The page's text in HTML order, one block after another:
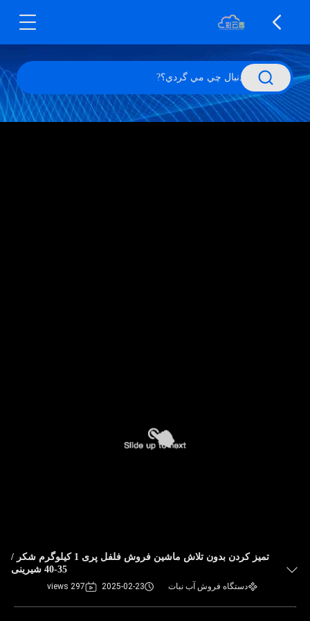
تمیز کردن بدون تلاش ماشین فروش فلفل پری 1 کیلوگرم شکر /
35-40 شیرینی
دستگاه فروش آب نبات 2025-02-23
297 views